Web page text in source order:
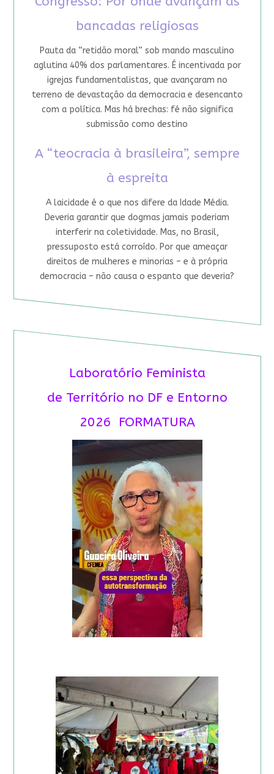
bancadas religiosas
Pauta da “retidão moral” sob mando masculino
aglutina 40% dos parlamentares. É incentivada por
igrejas fundamentalistas, que avançaram no
terreno de devastação da democracia e desencanto
com a política. Mas há brechas: fé não significa
submissão como destino
A “teocracia à brasileira”, sempre
à espreita
A laicidade é o que nos difere da Idade Média.
Deveria garantir que dogmas jamais poderiam
interferir na coletividade. Mas, no Brasil,
pressuposto está corroído. Por que ameaçar
direitos de mulheres e minorias – e à própria
democracia – não causa o espanto que deveria?
Laboratório Feminista
de Território no DF e Entorno
2026 FORMATURA